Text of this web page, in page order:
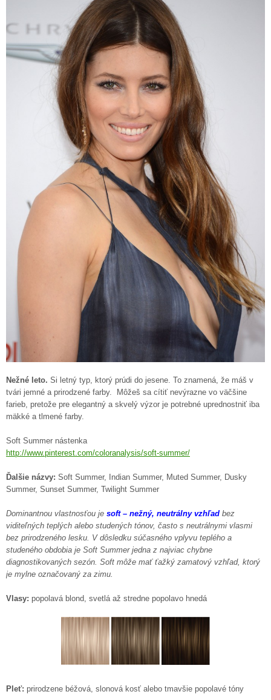
Nežné leto. Si letný typ, ktorý prúdi do jesene. To znamená, že máš v
tvári jemné a prirodzené farby. Môžeš sa cítiť nevýrazne vo väčšine
farieb, pretože pre elegantný a skvelý výzor je potrebné uprednostniť iba
mäkké a tlmené farby.
Soft Summer nástenka
http://www.pinterest.com/coloranalysis/soft-summer/
Ďalšie názvy: Soft Summer, Indian Summer, Muted Summer, Dusky
Summer, Sunset Summer, Twilight Summer
Dominantnou vlastnosťou je soft – nežný, neutrálny vzhľad bez
viditeľných teplých alebo studených tónov, často s neutrálnymi vlasmi
bez prirodzeného lesku. V dôsledku súčasného vplyvu teplého a
studeného obdobia je Soft Summer jedna z najviac chybne
diagnostikovaných sezón. Soft môže mať ťažký zamatový vzhľad, ktorý
je mylne označovaný za zimu.
Vlasy: popolavá blond, svetlá až stredne popolavo hnedá
Pleť: prirodzene béžová, slonová kosť alebo tmavšie popolavé tóny